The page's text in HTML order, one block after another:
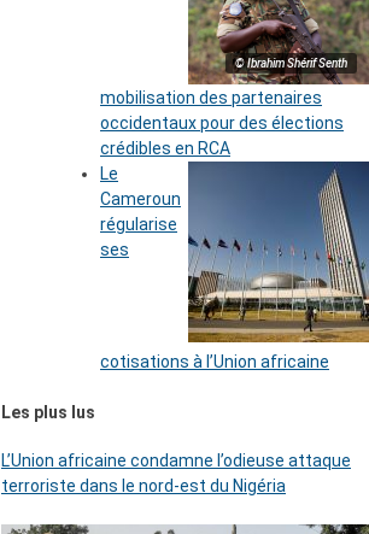
© Ibrahim Shérif Senth
mobilisation des partenaires
occidentaux pour des élections
crédibles en RCA
Le
Cameroun
régularise
ses
cotisations à l’Union africaine
Les plus lus
L’Union africaine condamne l’odieuse attaque
terroriste dans le nord-est du Nigéria